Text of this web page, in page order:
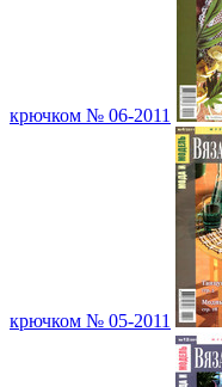
крючком № 06-2011
крючком № 05-2011